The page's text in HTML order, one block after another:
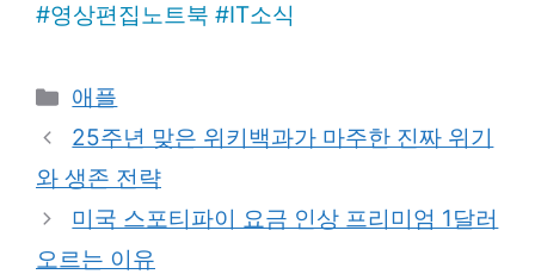
#영상편집노트북 #IT소식
Categories
애플
25주년 맞은 위키백과가 마주한 진짜 위기
와 생존 전략
미국 스포티파이 요금 인상 프리미엄 1달러
오르는 이유